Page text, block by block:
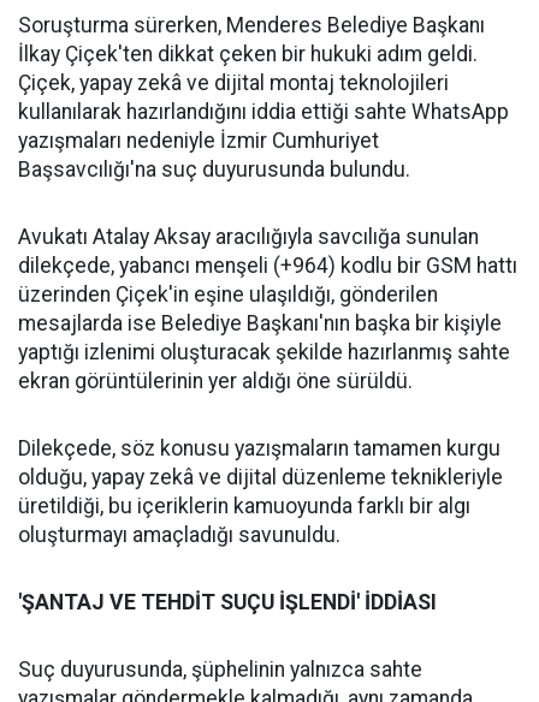
Soruşturma sürerken, Menderes Belediye Başkanı
İlkay Çiçek'ten dikkat çeken bir hukuki adım geldi.
Çiçek, yapay zekâ ve dijital montaj teknolojileri
kullanılarak hazırlandığını iddia ettiği sahte WhatsApp
yazışmaları nedeniyle İzmir Cumhuriyet
Başsavcılığı'na suç duyurusunda bulundu.
Avukatı Atalay Aksay aracılığıyla savcılığa sunulan
dilekçede, yabancı menşeli (+964) kodlu bir GSM hattı
üzerinden Çiçek'in eşine ulaşıldığı, gönderilen
mesajlarda ise Belediye Başkanı'nın başka bir kişiyle
yaptığı izlenimi oluşturacak şekilde hazırlanmış sahte
ekran görüntülerinin yer aldığı öne sürüldü.
Dilekçede, söz konusu yazışmaların tamamen kurgu
olduğu, yapay zekâ ve dijital düzenleme teknikleriyle
üretildiği, bu içeriklerin kamuoyunda farklı bir algı
oluşturmayı amaçladığı savunuldu.
'ŞANTAJ VE TEHDİT SUÇU İŞLENDİ' İDDİASI
Suç duyurusunda, şüphelinin yalnızca sahte